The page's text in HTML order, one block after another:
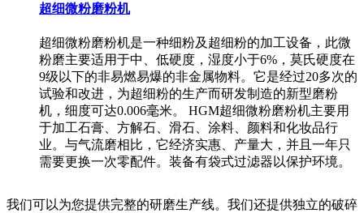
超细微粉磨粉机
超细微粉磨粉机是一种细粉及超细粉的加工设备，此微
粉磨主要适用于中、低硬度，湿度小于6%，莫氏硬度在
9级以下的非易燃易爆的非金属物料。它是经过20多次的
试验和改进，为超细粉的生产而研发制造的新型磨粉
机，细度可达0.006毫米。 HGM超细微粉磨粉机主要用
于加工石膏、方解石、滑石、涂料、颜料和化妆品行
业。与气流磨相比，它经济实惠、产量大，并且一年只
需要更换一次零配件。装备有袋式过滤器以保护环境。
我们可以为您提供完整的研磨生产线。我们还提供独立的破碎